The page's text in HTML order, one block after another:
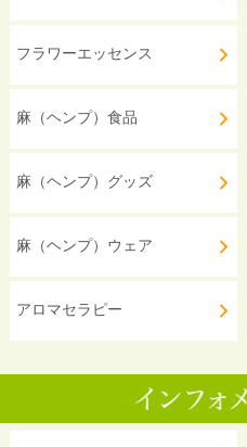
フラワーエッセンス
麻（ヘンプ）食品
麻（ヘンプ）グッズ
麻（ヘンプ）ウェア
アロマセラピー